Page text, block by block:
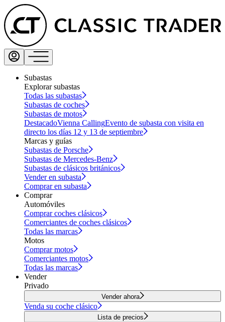
Subastas
Explorar subastas
Todas las subastas
Subastas de coches
Subastas de motos
DestacadoVienna CallingEvento de subasta con visita en
directo los días 12 y 13 de septiembre
Marcas y guías
Subastas de Porsche
Subastas de Mercedes-Benz
Subastas de clásicos británicos
Vender en subasta
Comprar en subasta
Comprar
Automóviles
Comprar coches clásicos
Comerciantes de coches clásicos
Todas las marcas
Motos
Comprar motos
Comerciantes motos
Todas las marcas
Vender
Privado
Vender ahora
Venda su coche clásico
Lista de precios